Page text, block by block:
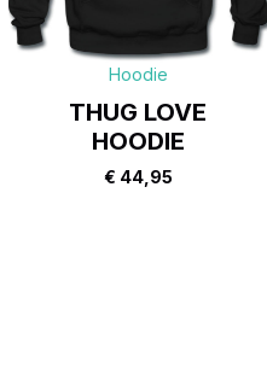
Hoodie
THUG LOVE
HOODIE
€ 44,95